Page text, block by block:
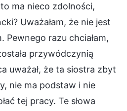
ma nieco zdolności,
Uważałam, że nie jest
Pewnego razu chciałam,
przywódczynią
uważał, że ta siostra zbyt
nie ma podstaw i nie
tej pracy. Te słowa